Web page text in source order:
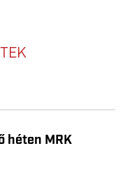
héten MRK